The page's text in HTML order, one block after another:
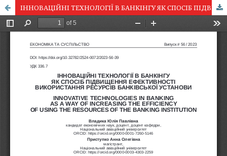
ІННОВАЦІЙНІ ТЕХНОЛОГІЇ В БАНКІНГУ ЯК СПОСІБ ПІДВИЩЕННЯ ЕФЕКТИВНОСТІ ВИКОРИСТАННЯ РЕСУРСІВ БАНКІВСЬКОЇ УСТАНОВИ